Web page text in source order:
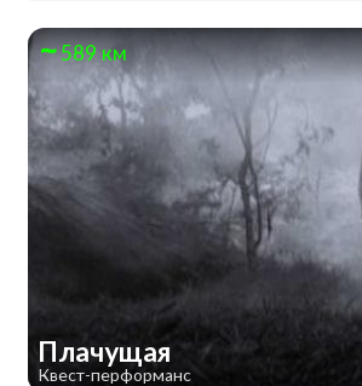
589 км
Плачущая
Квест-перформанс